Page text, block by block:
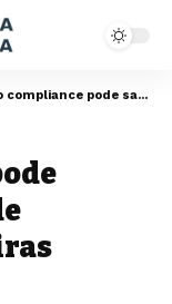
salvar sua empresa de penalidades financeiras inesperadas